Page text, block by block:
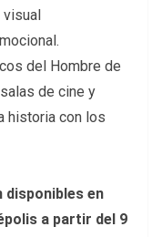
visual
del Hombre de
de cine y
historia con los
en
a partir del 9